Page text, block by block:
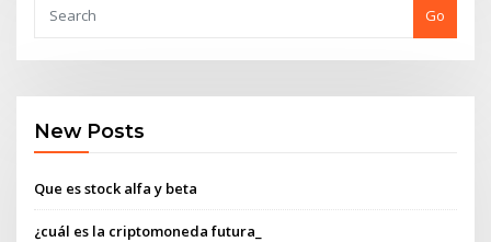
Go
New Posts
Que es stock alfa y beta
¿cuál es la criptomoneda futura_